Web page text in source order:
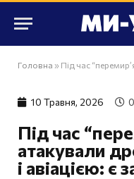
Головна » Під час “перемир’я”
10 Травня, 2026
Під час
атакували
і авіацією: є